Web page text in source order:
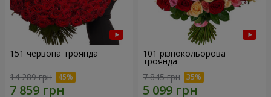
151 червона троянда
14 289 грн
101 різнокольорова
троянда
7 845 грн